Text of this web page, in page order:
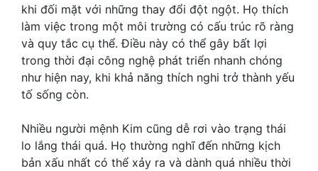
khi đối mặt với những thay đổi đột ngột. Họ thích
làm việc trong một môi trường có cấu trúc rõ ràng
và quy tắc cụ thể. Điều này có thể gây bất lợi
trong thời đại công nghệ phát triển nhanh chóng
như hiện nay, khi khả năng thích nghi trở thành yếu
tố sống còn.
Nhiều người mệnh Kim cũng dễ rơi vào trạng thái
lo lắng thái quá. Họ thường nghĩ đến những kịch
bản xấu nhất có thể xảy ra và dành quá nhiều thời